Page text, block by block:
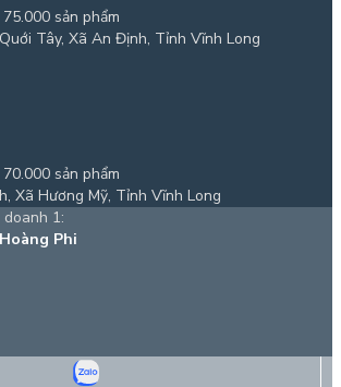
sản phẩm
Tây, Xã An Định, Tỉnh Vĩnh Long
sản phẩm
Xã Hương Mỹ, Tỉnh Vĩnh Long
doanh 1:
Phi